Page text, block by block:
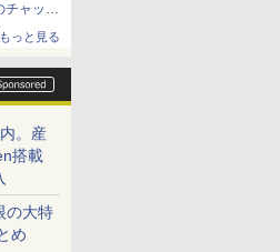
チャット
もっと見る
。産
搭載
の大特
め